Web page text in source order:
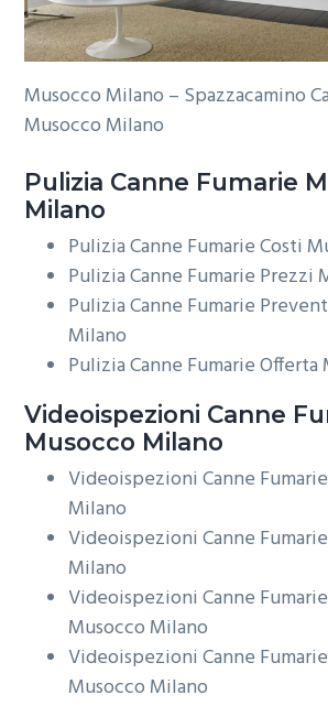
Musocco Milano – Spazzacamino
Musocco Milano
Pulizia Canne Fumarie
Milano
Pulizia Canne Fumarie Costi
Pulizia Canne Fumarie Prezzi
Pulizia Canne Fumarie
Milano
Pulizia Canne Fumarie
Videoispezioni Canne
Musocco Milano
Videoispezioni Canne
Milano
Videoispezioni Canne
Milano
Videoispezioni Canne
Musocco Milano
Videoispezioni Canne
Musocco Milano